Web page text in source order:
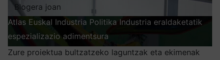
Blogera joan
Atlas Euskal Industria Politika Industria eraldaketatik
espezializazio adimentsura
Zure proiektua bultzatzeko laguntzak eta ekimenak